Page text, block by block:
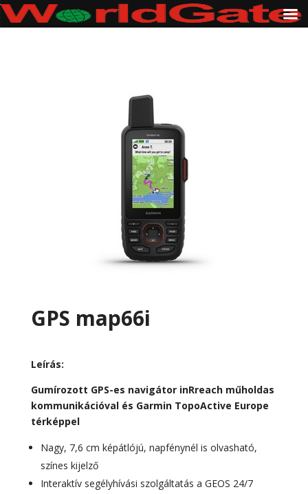
GPS map66i
Leírás:
Gumírozott GPS-es navigátor inRreach műholdas
kommunikációval és Garmin TopoActive Europe
térképpel
Nagy, 7,6 cm képátlójú, napfénynél is olvasható,
színes kijelző
Interaktív segélyhívási szolgáltatás a GEOS 24/7